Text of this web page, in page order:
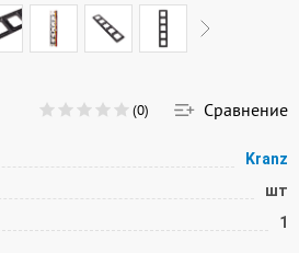
(0) Сравнение
Kranz
шт
1